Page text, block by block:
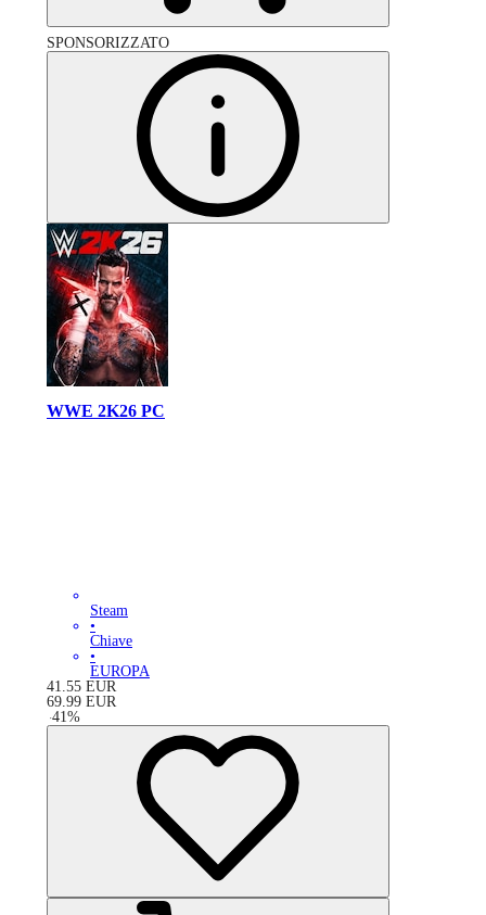
SPONSORIZZATO
WWE 2K26 PC
Steam
•
Chiave
•
EUROPA
41.55 EUR
69.99 EUR
-41%